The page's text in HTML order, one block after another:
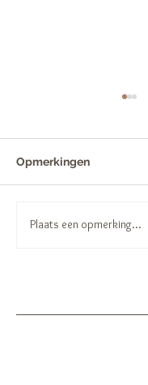
Mijn zilveren
Opmerkingen
Plaats een opmerking...